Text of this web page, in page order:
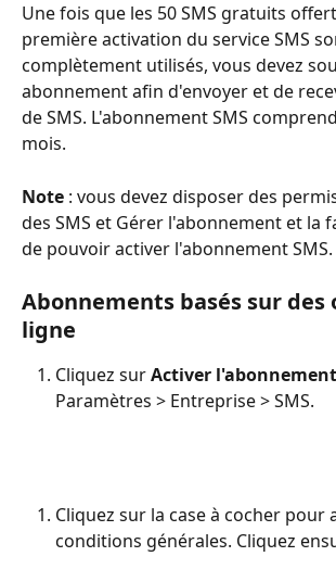
Une fois que les 50 SMS gratuits
première activation du service SMS
complètement utilisés, vous devez
abonnement afin d'envoyer et de
de SMS. L'abonnement SMS
mois.
Note : vous devez disposer des
des SMS et Gérer l'abonnement et la
de pouvoir activer l'abonnement SMS.
Abonnements basés sur des
ligne
Cliquez sur Activer l'abonnement
Paramètres > Entreprise > SMS.
Cliquez sur la case à cocher pour
conditions générales. Cliquez